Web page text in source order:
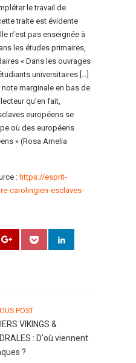
le travail de
traite est évidente
n’est pas enseignée à
les études primaires,
« Dans les ouvrages
universitaires […]
note marginale en bas de
qu’en fait,
européens se
où des européens
» (Rosa Amelia
: https://esprit-
carolingien-esclaves-
POST
VIKINGS &
: D'où viennent
?